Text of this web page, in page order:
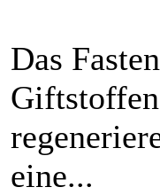
Das
eine...